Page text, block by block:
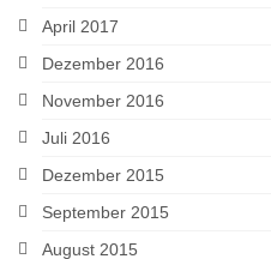
April 2017
Dezember 2016
November 2016
Juli 2016
Dezember 2015
September 2015
August 2015